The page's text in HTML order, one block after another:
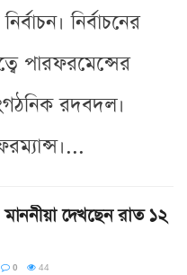
নির্বাচনের
পারফরমেন্সের
রদবদল।
মাননীয়া দেখছেন রাত ১২
0 44